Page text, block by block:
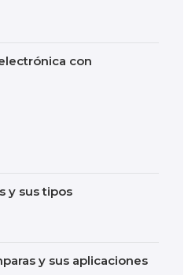
con
y sus tipos
y sus aplicaciones